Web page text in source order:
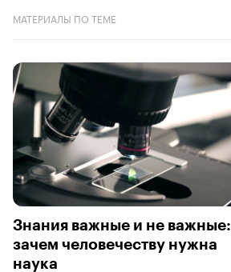
МАТЕРИАЛЫ ПО ТЕМЕ
Знания важные и не важные:
зачем человечеству нужна
наука